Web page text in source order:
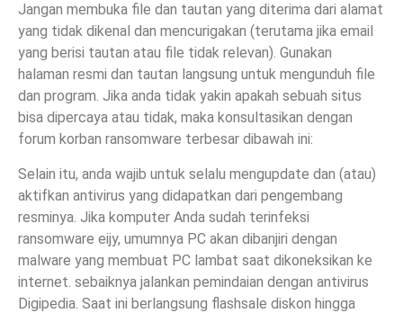
Jangan membuka file dan tautan yang diterima dari alamat
yang tidak dikenal dan mencurigakan (terutama jika email
yang berisi tautan atau file tidak relevan). Gunakan
halaman resmi dan tautan langsung untuk mengunduh file
dan program. Jika anda tidak yakin apakah sebuah situs
bisa dipercaya atau tidak, maka konsultasikan dengan
forum korban ransomware terbesar dibawah ini:
Selain itu, anda wajib untuk selalu mengupdate dan (atau)
aktifkan antivirus yang didapatkan dari pengembang
resminya. Jika komputer Anda sudah terinfeksi
ransomware eijy, umumnya PC akan dibanjiri dengan
malware yang membuat PC lambat saat dikoneksikan ke
internet. sebaiknya jalankan pemindaian dengan antivirus
Digipedia. Saat ini berlangsung flashsale diskon hingga